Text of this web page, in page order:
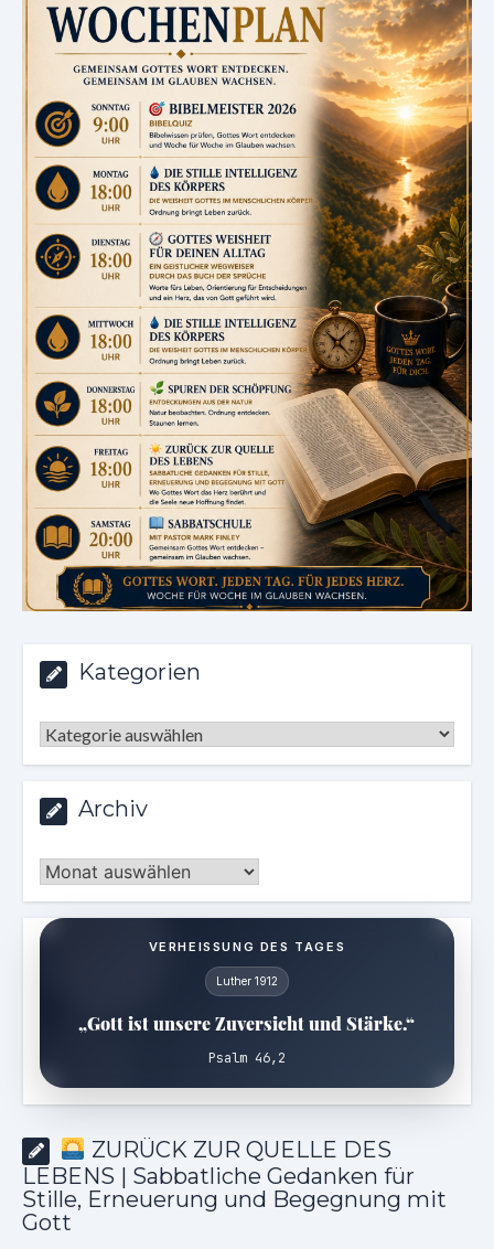
Kategorien
Kategorien
Archiv
Archiv
VERHEISSUNG DES TAGES
Luther 1912
„Gott ist unsere Zuversicht und Stärke.“
Psalm 46,2
ZURÜCK ZUR QUELLE DES
LEBENS | Sabbatliche Gedanken für
Stille, Erneuerung und Begegnung mit
Gott